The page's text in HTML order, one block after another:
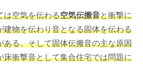
は空気を伝わる空気伝搬音と衝撃に
建物を伝わり音となる固体を伝わる
ある。そして固体伝搬音の主な原因
床衝撃音として集合住宅では問題に